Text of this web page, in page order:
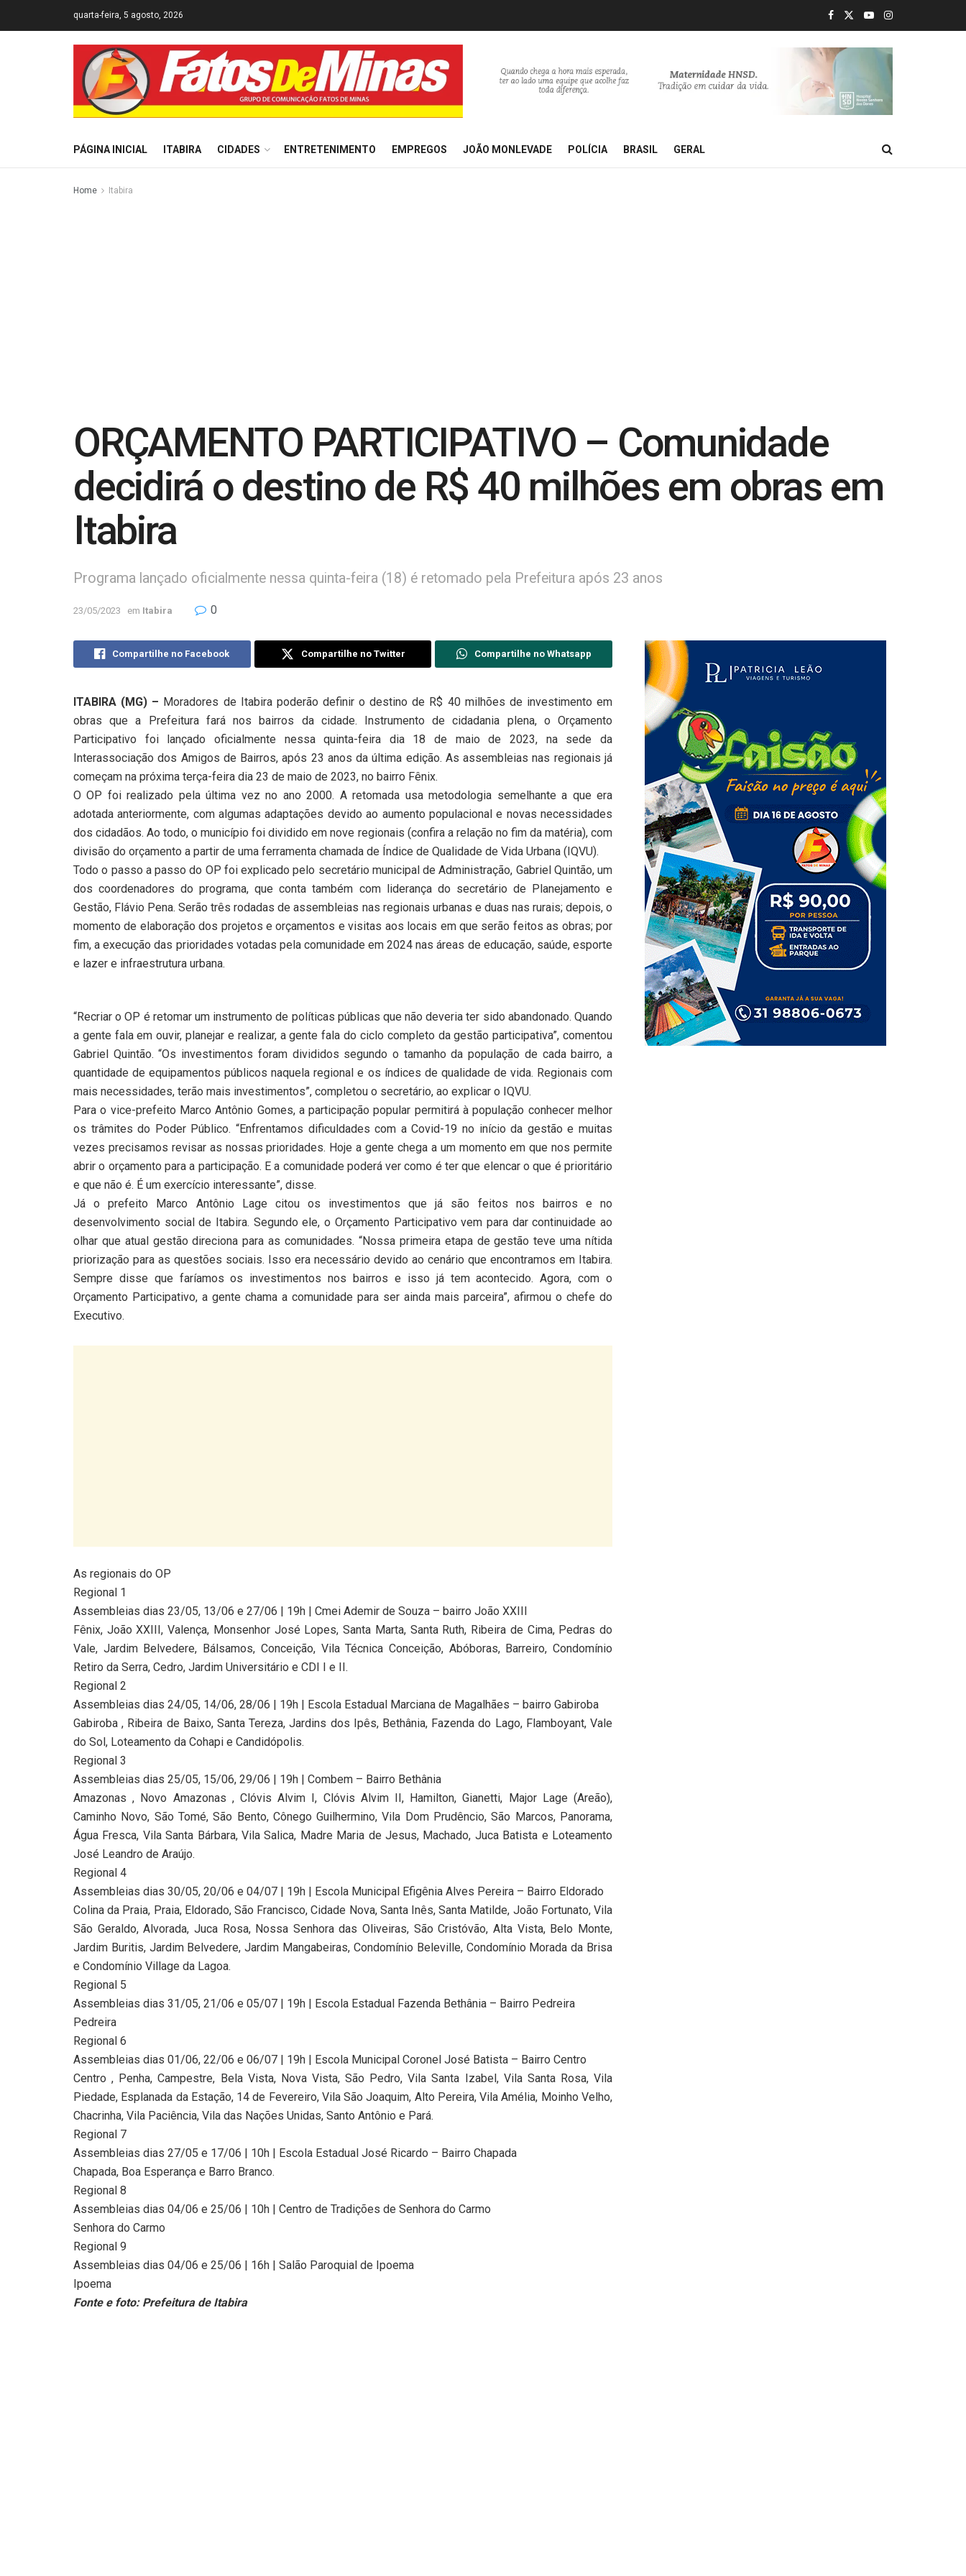
quarta-feira, 5 agosto, 2026
PÁGINA INICIAL ITABIRA CIDADES ENTRETENIMENTO EMPREGOS JOÃO MONLEVADE POLÍCIA BRASIL GERAL
Home Itabira
ORÇAMENTO PARTICIPATIVO – Comunidade
decidirá o destino de R$ 40 milhões em obras em
Itabira
Programa lançado oficialmente nessa quinta-feira (18) é retomado pela Prefeitura após 23 anos
23/05/2023 em Itabira 0
Compartilhe no Facebook Compartilhe no Twitter Compartilhe no Whatsapp
ITABIRA (MG) – Moradores de Itabira poderão definir o destino de R$ 40 milhões de investimento em
obras que a Prefeitura fará nos bairros da cidade. Instrumento de cidadania plena, o Orçamento
Participativo foi lançado oficialmente nessa quinta-feira dia 18 de maio de 2023, na sede da
Interassociação dos Amigos de Bairros, após 23 anos da última edição. As assembleias nas regionais já
começam na próxima terça-feira dia 23 de maio de 2023, no bairro Fênix.
O OP foi realizado pela última vez no ano 2000. A retomada usa metodologia semelhante a que era
adotada anteriormente, com algumas adaptações devido ao aumento populacional e novas necessidades
dos cidadãos. Ao todo, o município foi dividido em nove regionais (confira a relação no fim da matéria), com
divisão do orçamento a partir de uma ferramenta chamada de Índice de Qualidade de Vida Urbana (IQVU).
Todo o passo a passo do OP foi explicado pelo secretário municipal de Administração, Gabriel Quintão, um
dos coordenadores do programa, que conta também com liderança do secretário de Planejamento e
Gestão, Flávio Pena. Serão três rodadas de assembleias nas regionais urbanas e duas nas rurais; depois, o
momento de elaboração dos projetos e orçamentos e visitas aos locais em que serão feitos as obras; por
fim, a execução das prioridades votadas pela comunidade em 2024 nas áreas de educação, saúde, esporte
e lazer e infraestrutura urbana.
“Recriar o OP é retomar um instrumento de políticas públicas que não deveria ter sido abandonado. Quando
a gente fala em ouvir, planejar e realizar, a gente fala do ciclo completo da gestão participativa”, comentou
Gabriel Quintão. “Os investimentos foram divididos segundo o tamanho da população de cada bairro, a
quantidade de equipamentos públicos naquela regional e os índices de qualidade de vida. Regionais com
mais necessidades, terão mais investimentos”, completou o secretário, ao explicar o IQVU.
Para o vice-prefeito Marco Antônio Gomes, a participação popular permitirá à população conhecer melhor
os trâmites do Poder Público. “Enfrentamos dificuldades com a Covid-19 no início da gestão e muitas
vezes precisamos revisar as nossas prioridades. Hoje a gente chega a um momento em que nos permite
abrir o orçamento para a participação. E a comunidade poderá ver como é ter que elencar o que é prioritário
e que não é. É um exercício interessante”, disse.
Já o prefeito Marco Antônio Lage citou os investimentos que já são feitos nos bairros e no
desenvolvimento social de Itabira. Segundo ele, o Orçamento Participativo vem para dar continuidade ao
olhar que atual gestão direciona para as comunidades. “Nossa primeira etapa de gestão teve uma nítida
priorização para as questões sociais. Isso era necessário devido ao cenário que encontramos em Itabira.
Sempre disse que faríamos os investimentos nos bairros e isso já tem acontecido. Agora, com o
Orçamento Participativo, a gente chama a comunidade para ser ainda mais parceira”, afirmou o chefe do
Executivo.
As regionais do OP
Regional 1
Assembleias dias 23/05, 13/06 e 27/06 | 19h | Cmei Ademir de Souza – bairro João XXIII
Fênix, João XXIII, Valença, Monsenhor José Lopes, Santa Marta, Santa Ruth, Ribeira de Cima, Pedras do
Vale, Jardim Belvedere, Bálsamos, Conceição, Vila Técnica Conceição, Abóboras, Barreiro, Condomínio
Retiro da Serra, Cedro, Jardim Universitário e CDI I e II.
Regional 2
Assembleias dias 24/05, 14/06, 28/06 | 19h | Escola Estadual Marciana de Magalhães – bairro Gabiroba
Gabiroba , Ribeira de Baixo, Santa Tereza, Jardins dos Ipês, Bethânia, Fazenda do Lago, Flamboyant, Vale
do Sol, Loteamento da Cohapi e Candidópolis.
Regional 3
Assembleias dias 25/05, 15/06, 29/06 | 19h | Combem – Bairro Bethânia
Amazonas , Novo Amazonas , Clóvis Alvim I, Clóvis Alvim II, Hamilton, Gianetti, Major Lage (Areão),
Caminho Novo, São Tomé, São Bento, Cônego Guilhermino, Vila Dom Prudêncio, São Marcos, Panorama,
Água Fresca, Vila Santa Bárbara, Vila Salica, Madre Maria de Jesus, Machado, Juca Batista e Loteamento
José Leandro de Araújo.
Regional 4
Assembleias dias 30/05, 20/06 e 04/07 | 19h | Escola Municipal Efigênia Alves Pereira – Bairro Eldorado
Colina da Praia, Praia, Eldorado, São Francisco, Cidade Nova, Santa Inês, Santa Matilde, João Fortunato, Vila
São Geraldo, Alvorada, Juca Rosa, Nossa Senhora das Oliveiras, São Cristóvão, Alta Vista, Belo Monte,
Jardim Buritis, Jardim Belvedere, Jardim Mangabeiras, Condomínio Beleville, Condomínio Morada da Brisa
e Condomínio Village da Lagoa.
Regional 5
Assembleias dias 31/05, 21/06 e 05/07 | 19h | Escola Estadual Fazenda Bethânia – Bairro Pedreira
Pedreira
Regional 6
Assembleias dias 01/06, 22/06 e 06/07 | 19h | Escola Municipal Coronel José Batista – Bairro Centro
Centro , Penha, Campestre, Bela Vista, Nova Vista, São Pedro, Vila Santa Izabel, Vila Santa Rosa, Vila
Piedade, Esplanada da Estação, 14 de Fevereiro, Vila São Joaquim, Alto Pereira, Vila Amélia, Moinho Velho,
Chacrinha, Vila Paciência, Vila das Nações Unidas, Santo Antônio e Pará.
Regional 7
Assembleias dias 27/05 e 17/06 | 10h | Escola Estadual José Ricardo – Bairro Chapada
Chapada, Boa Esperança e Barro Branco.
Regional 8
Assembleias dias 04/06 e 25/06 | 10h | Centro de Tradições de Senhora do Carmo
Senhora do Carmo
Regional 9
Assembleias dias 04/06 e 25/06 | 16h | Salão Paroquial de Ipoema
Ipoema
Fonte e foto: Prefeitura de Itabira